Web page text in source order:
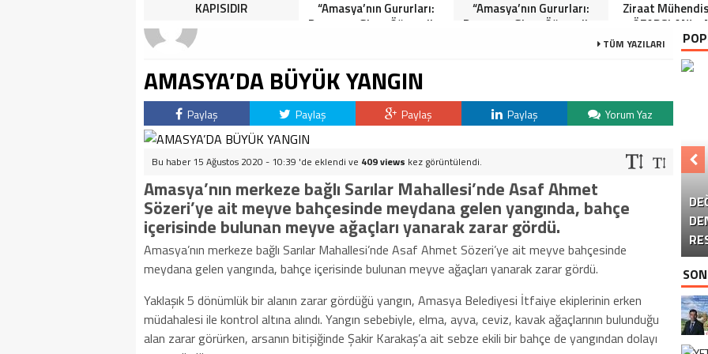
KAPISIDIR
“Amasya’nın Gururları:
Dereceye Giren Öğrenciler
“Amasya’nın Gururları:
Dereceye Giren Öğrenciler
Ziraat
Kandili
TÜM YAZILARI
AMASYA’DA BÜYÜK YANGIN
Paylaş Paylaş Paylaş Paylaş Yorum Yaz
Bu haber 15 Ağustos 2020 - 10:39 'de eklendi ve 409 views kez görüntülendi.
Amasya’nın merkeze bağlı Sarılar Mahallesi’nde Asaf Ahmet
Sözeri’ye ait meyve bahçesinde meydana gelen yangında, bahçe
içerisinde bulunan meyve ağaçları yanarak zarar gördü.
Amasya’nın merkeze bağlı Sarılar Mahallesi’nde Asaf Ahmet Sözeri’ye ait meyve bahçesinde
meydana gelen yangında, bahçe içerisinde bulunan meyve ağaçları yanarak zarar gördü.
Yaklaşık 5 dönümlük bir alanın zarar gördüğü yangın, Amasya Belediyesi İtfaiye ekiplerinin erken
müdahalesi ile kontrol altına alındı. Yangın sebebiyle, elma, ayva, ceviz, kavak ağaçlarının bulunduğu
alan zarar görürken, arsanın bitişiğinde Şakir Karakaş’a ait sebze ekili bir bahçe de yangından dolayı